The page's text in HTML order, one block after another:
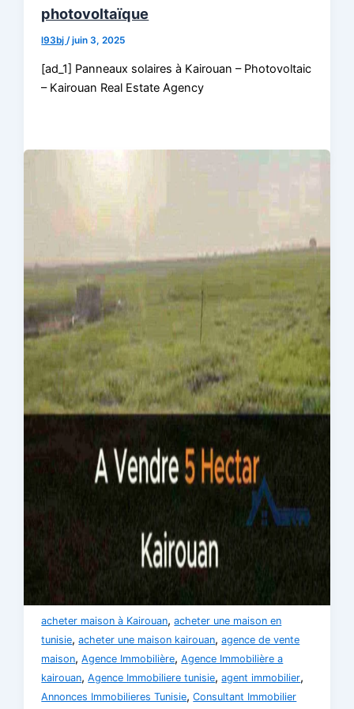
photovoltaïque
l93bj/juin 3, 2025
[ad_1] Panneaux solaires à Kairouan – Photovoltaic
– Kairouan Real Estate Agency
acheter maison à Kairouan,acheter une maison en
tunisie,acheter une maison kairouan,agence de vente
maison,Agence Immobilière,Agence Immobilière a
kairouan,Agence Immobiliere tunisie,agent immobilier,
Annonces Immobilieres Tunisie,Consultant Immobilier